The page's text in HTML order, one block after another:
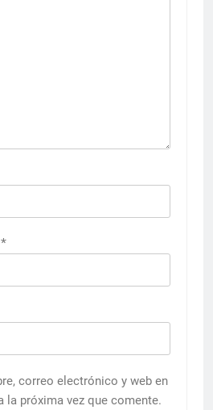
*
correo electrónico y web en
la próxima vez que comente.